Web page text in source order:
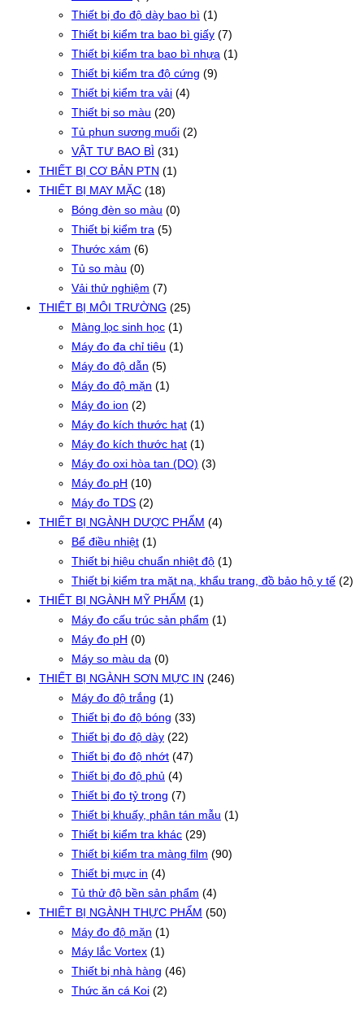
Thiết bị đo độ dày bao bì (1)
Thiết bị kiểm tra bao bì giấy (7)
Thiết bị kiểm tra bao bì nhựa (1)
Thiết bị kiểm tra độ cứng (9)
Thiết bị kiểm tra vải (4)
Thiết bị so màu (20)
Tủ phun sương muối (2)
VẬT TƯ BAO BÌ (31)
THIẾT BỊ CƠ BẢN PTN (1)
THIẾT BỊ MAY MẶC (18)
Bóng đèn so màu (0)
Thiết bị kiểm tra (5)
Thước xám (6)
Tủ so màu (0)
Vải thử nghiệm (7)
THIẾT BỊ MÔI TRƯỜNG (25)
Màng lọc sinh học (1)
Máy đo đa chỉ tiêu (1)
Máy đo độ dẫn (5)
Máy đo độ mặn (1)
Máy đo ion (2)
Máy đo kích thước hạt (1)
Máy đo kích thước hạt (1)
Máy đo oxi hòa tan (DO) (3)
Máy đo pH (10)
Máy đo TDS (2)
THIẾT BỊ NGÀNH DƯỢC PHẨM (4)
Bể điều nhiệt (1)
Thiết bị hiệu chuẩn nhiệt độ (1)
Thiết bị kiểm tra mặt nạ, khẩu trang, đồ bảo hộ y tế (2)
THIẾT BỊ NGÀNH MỸ PHẨM (1)
Máy đo cấu trúc sản phẩm (1)
Máy đo pH (0)
Máy so màu da (0)
THIẾT BỊ NGÀNH SƠN MỰC IN (246)
Máy đo độ trắng (1)
Thiết bị đo độ bóng (33)
Thiết bị đo độ dày (22)
Thiết bị đo độ nhớt (47)
Thiết bị đo độ phủ (4)
Thiết bị đo tỷ trọng (7)
Thiết bị khuấy, phân tán mẫu (1)
Thiết bị kiểm tra khác (29)
Thiết bị kiểm tra màng film (90)
Thiết bị mực in (4)
Tủ thử độ bền sản phẩm (4)
THIẾT BỊ NGÀNH THỰC PHẨM (50)
Máy đo độ mặn (1)
Máy lắc Vortex (1)
Thiết bị nhà hàng (46)
Thức ăn cá Koi (2)